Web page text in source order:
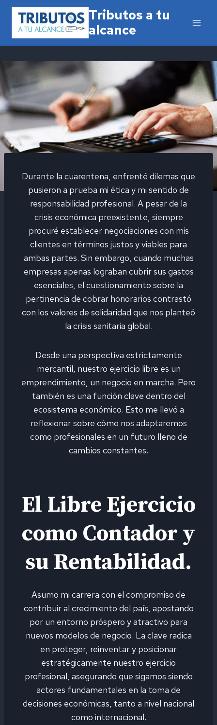
Saltar
contenido
Tributos a tu
alcance
Durante la cuarentena, enfrenté dilemas que
pusieron a prueba mi ética y mi sentido de
responsabilidad profesional. A pesar de la
crisis económica preexistente, siempre
procuré establecer negociaciones con mis
clientes en términos justos y viables para
ambas partes. Sin embargo, cuando muchas
empresas apenas lograban cubrir sus gastos
esenciales, el cuestionamiento sobre la
pertinencia de cobrar honorarios contrastó
con los valores de solidaridad que nos planteó
la crisis sanitaria global.
Desde una perspectiva estrictamente
mercantil, nuestro ejercicio libre es un
emprendimiento, un negocio en marcha. Pero
también es una función clave dentro del
ecosistema económico. Esto me llevó a
reflexionar sobre cómo nos adaptaremos
como profesionales en un futuro lleno de
cambios constantes.
El Libre Ejercicio
como Contador y
su Rentabilidad.
Asumo mi carrera con el compromiso de
contribuir al crecimiento del país, apostando
por un entorno próspero y atractivo para
nuevos modelos de negocio. La clave radica
en proteger, reinventar y posicionar
estratégicamente nuestro ejercicio
profesional, asegurando que sigamos siendo
actores fundamentales en la toma de
decisiones económicas, tanto a nivel nacional
como internacional.